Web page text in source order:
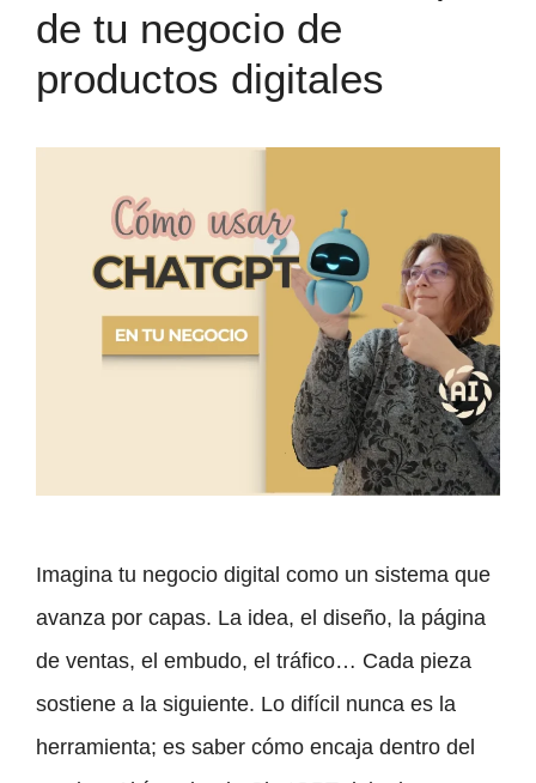
de tu negocio de
productos digitales
Imagina tu negocio digital como un sistema que
avanza por capas. La idea, el diseño, la página
de ventas, el embudo, el tráfico… Cada pieza
sostiene a la siguiente. Lo difícil nunca es la
herramienta; es saber cómo encaja dentro del